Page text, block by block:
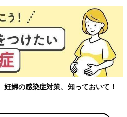
授、大豆生田先生に子どもたちの保